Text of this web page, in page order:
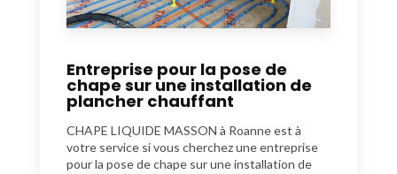
Entreprise pour la pose de
chape sur une installation de
plancher chauffant
CHAPE LIQUIDE MASSON à Roanne est à
votre service si vous cherchez une entreprise
pour la pose de chape sur une installation de